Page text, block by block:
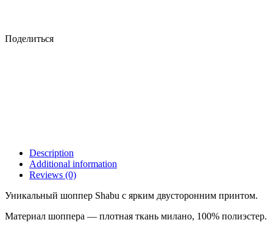
Поделиться
Description
Additional information
Reviews (0)
Уникальный шоппер Shabu с ярким двусторонним принтом.
Материал шоппера — плотная ткань милано, 100% полиэстер.